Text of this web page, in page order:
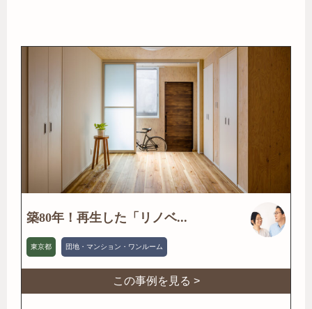
築80年！再生した「リノベ...
東京都 団地・マンション・ワンルーム
この事例を見る >